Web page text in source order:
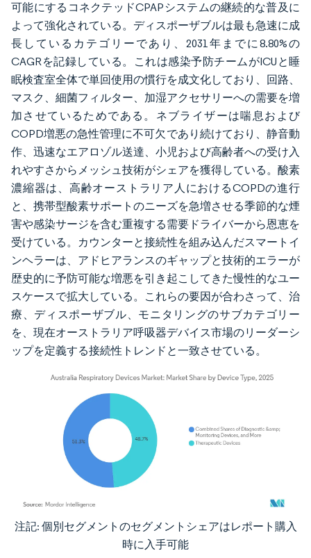
可能にするコネクテッドCPAPシステムの継続的な普及に
よって強化されている。ディスポーザブルは最も急速に成
長しているカテゴリーであり、2031年までに8.80%の
CAGRを記録している。これは感染予防チームがICUと睡
眠検査室全体で単回使用の慣行を成文化しており、回路、
マスク、細菌フィルター、加湿アクセサリーへの需要を増
加させているためである。ネブライザーは喘息および
COPD増悪の急性管理に不可欠であり続けており、静音動
作、迅速なエアロゾル送達、小児および高齢者への受け入
れやすさからメッシュ技術がシェアを獲得している。酸素
濃縮器は、高齢オーストラリア人におけるCOPDの進行
と、携帯型酸素サポートのニーズを急増させる季節的な煙
害や感染サージを含む重複する需要ドライバーから恩恵を
受けている。カウンターと接続性を組み込んだスマートイ
ンヘラーは、アドヒアランスのギャップと技術的エラーが
歴史的に予防可能な増悪を引き起こしてきた慢性的なユー
スケースで拡大している。これらの要因が合わさって、治
療、ディスポーザブル、モニタリングのサブカテゴリー
を、現在オーストラリア呼吸器デバイス市場のリーダーシ
ップを定義する接続性トレンドと一致させている。
画像 © Mordor Intelligence。再利用にはCC BY 4.0の表示が必要です。
注記: 個別セグメントのセグメントシェアはレポート購入
時に入手可能